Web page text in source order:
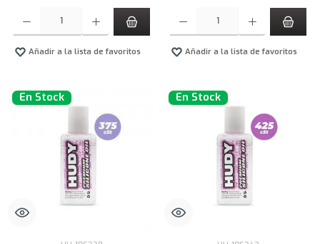
Añadir a la lista de favoritos Añadir a la lista de favoritos
En Stock En Stock